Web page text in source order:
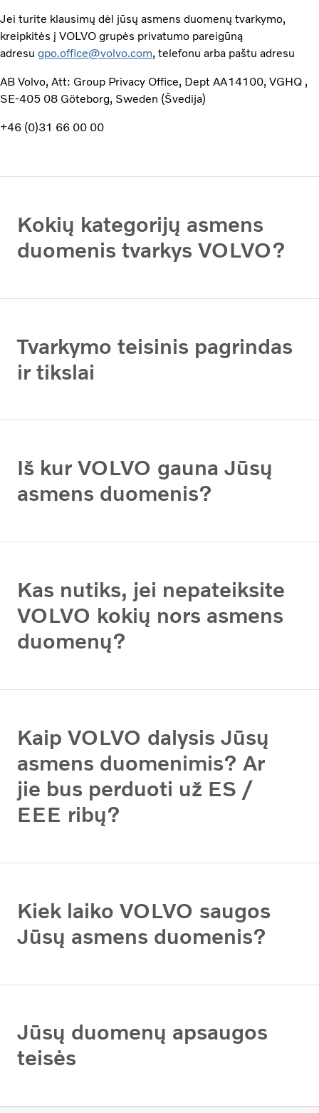
Jei turite klausimų dėl jūsų asmens duomenų tvarkymo,
kreipkitės į VOLVO grupės privatumo pareigūną
adresu gpo.office@volvo.com, telefonu arba paštu adresu
AB Volvo, Att: Group Privacy Office, Dept AA14100, VGHQ ,
SE-405 08 Göteborg, Sweden (Švedija)
+46 (0)31 66 00 00
Kokių kategorijų asmens
duomenis tvarkys VOLVO?
Tvarkymo teisinis pagrindas
ir tikslai
Iš kur VOLVO gauna Jūsų
asmens duomenis?
Kas nutiks, jei nepateiksite
VOLVO kokių nors asmens
duomenų?
Kaip VOLVO dalysis Jūsų
asmens duomenimis? Ar
jie bus perduoti už ES /
EEE ribų?
Kiek laiko VOLVO saugos
Jūsų asmens duomenis?
Jūsų duomenų apsaugos
teisės